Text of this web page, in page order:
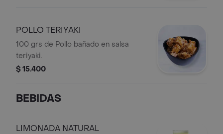
POLLO TERIYAKI
100 grs de Pollo bañado en salsa
teriyaki.
$ 15.400
BEBIDAS
LIMONADA NATURAL